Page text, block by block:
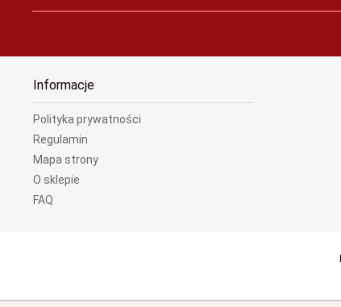
Informacje
Polityka prywatności
Regulamin
Mapa strony
O sklepie
FAQ